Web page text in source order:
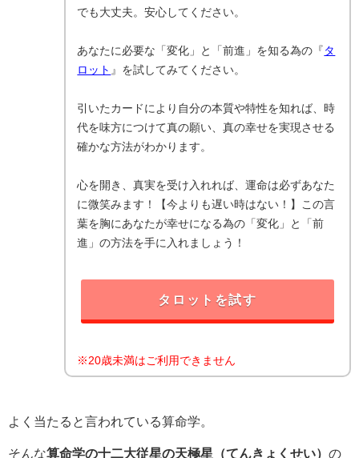
でも大丈夫。安心してください。
あなたに必要な「変化」と「前進」を知る為の『 タ
ロット 』を試してみてください。
引いたカードにより自分の本質や特性を知れば、時
代を味方につけて真の願い、真の幸せを実現させる
確かな方法がわかります。
心を開き、真実を受け入れれば、運命は必ずあなた
に微笑みます！【今よりも遅い時はない！】この言
葉を胸にあなたが幸せになる為の「変化」と「前
進」の方法を手に入れましょう！
タロットを試す
※20歳未満はご利用できません
よく当たると言われている算命学。
そんな算命学の十二大従星の天極星（てんきょくせい） の